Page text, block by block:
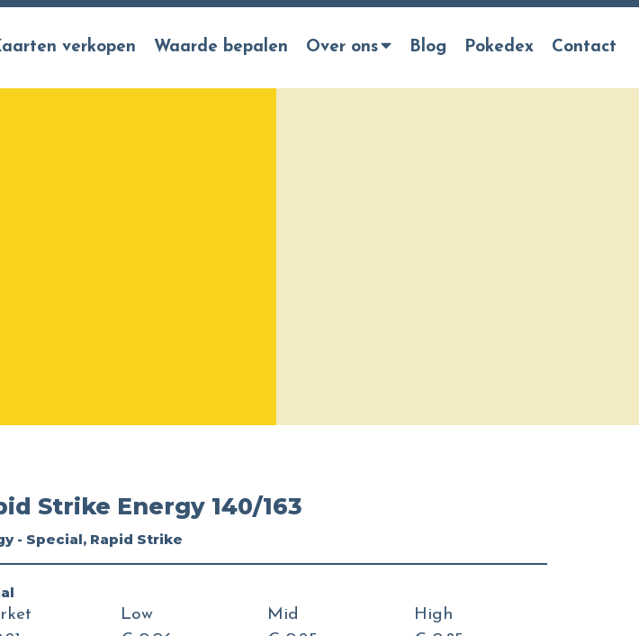
verkopen Waarde bepalen Over ons Blog Pokedex Contact
Strike Energy 140/163
- Special, Rapid Strike
Low
Mid
High